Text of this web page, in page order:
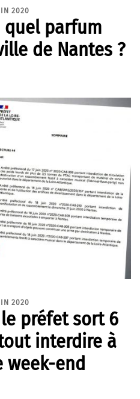
2020
quel parfum
de Nantes ?
2020
préfet sort 6
interdire à
week-end